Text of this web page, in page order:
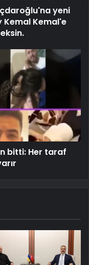
yeni
Kemal Kemal'e
bitti: Her taraf